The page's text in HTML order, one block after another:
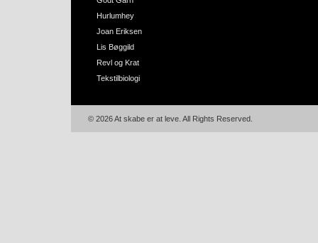
Hurlumhey
Joan Eriksen
Lis Bøggild
Revl og Krat
Tekstilbiologi
© 2026 At skabe er at leve. All Rights Reserved.